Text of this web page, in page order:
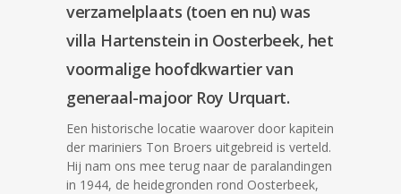
verzamelplaats (toen en nu) was
villa Hartenstein in Oosterbeek, het
voormalige hoofdkwartier van
generaal-majoor Roy Urquart.
Een historische locatie waarover door kapitein
der mariniers Ton Broers uitgebreid is verteld.
Hij nam ons mee terug naar de paralandingen
in 1944, de heidegronden rond Oosterbeek,